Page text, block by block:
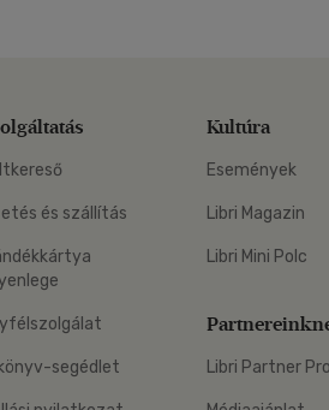
és szállítás
segédlet
Kultúra
Események
Libri Magazin
Libri Mini Polc
Libri Partner